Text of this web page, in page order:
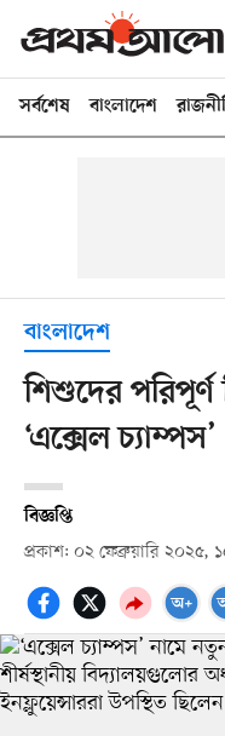
সর্বশেষ বাংলাদেশ
বাংলাদেশ
শিশুদের
‘এক্সেল চ্যাম্পস’
বিজ্ঞপ্তি
প্রকাশ: ০২ ফেব্রুয়ারি ২০২৫,